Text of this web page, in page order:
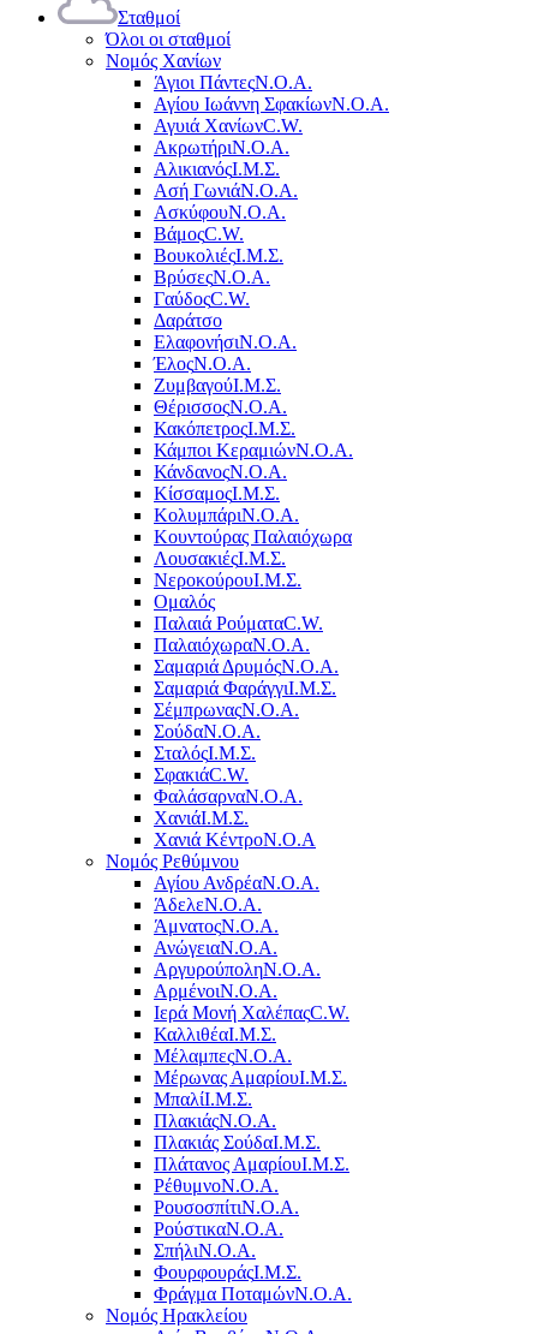
Σταθμοί
Όλοι οι σταθμοί
Νομός Χανίων
Άγιοι ΠάντεςΝ.Ο.Α.
Αγίου Ιωάννη ΣφακίωνΝ.Ο.Α.
Αγυιά ΧανίωνC.W.
ΑκρωτήριΝ.Ο.Α.
ΑλικιανόςΙ.Μ.Σ.
Ασή ΓωνιάΝ.Ο.Α.
ΑσκύφουΝ.Ο.Α.
ΒάμοςC.W.
ΒουκολιέςΙ.Μ.Σ.
ΒρύσεςΝ.Ο.Α.
ΓαύδοςC.W.
Δαράτσο
ΕλαφονήσιΝ.Ο.Α.
ΈλοςΝ.Ο.Α.
ΖυμβαγούΙ.Μ.Σ.
ΘέρισσοςΝ.Ο.Α.
ΚακόπετροςΙ.Μ.Σ.
Κάμποι ΚεραμιώνΝ.Ο.Α.
ΚάνδανοςΝ.Ο.Α.
ΚίσσαμοςΙ.Μ.Σ.
ΚολυμπάριΝ.Ο.Α.
Κουντούρας Παλαιόχωρα
ΛουσακιέςΙ.Μ.Σ.
ΝεροκούρουΙ.Μ.Σ.
Ομαλός
Παλαιά ΡούματαC.W.
ΠαλαιόχωραΝ.Ο.Α.
Σαμαριά ΔρυμόςΝ.Ο.Α.
Σαμαριά ΦαράγγιΙ.Μ.Σ.
ΣέμπρωναςΝ.Ο.Α.
ΣούδαΝ.Ο.Α.
ΣταλόςΙ.Μ.Σ.
ΣφακιάC.W.
ΦαλάσαρναΝ.Ο.Α.
ΧανιάΙ.Μ.Σ.
Χανιά ΚέντροN.O.A
Νομός Ρεθύμνου
Αγίου ΑνδρέαΝ.Ο.Α.
ΆδελεΝ.Ο.Α.
ΆμνατοςΝ.Ο.Α.
ΑνώγειαΝ.Ο.Α.
ΑργυρούποληΝ.Ο.Α.
ΑρμένοιΝ.Ο.Α.
Ιερά Μονή ΧαλέπαςC.W.
ΚαλλιθέαΙ.Μ.Σ.
ΜέλαμπεςΝ.Ο.Α.
Μέρωνας ΑμαρίουΙ.Μ.Σ.
ΜπαλίΙ.Μ.Σ.
ΠλακιάςΝ.Ο.Α.
Πλακιάς ΣούδαΙ.Μ.Σ.
Πλάτανος ΑμαρίουΙ.Μ.Σ.
ΡέθυμνοΝ.Ο.Α.
ΡουσοσπίτιΝ.Ο.Α.
ΡούστικαΝ.Ο.Α.
ΣπήλιΝ.Ο.Α.
ΦουρφουράςΙ.Μ.Σ.
Φράγμα ΠοταμώνΝ.Ο.Α.
Νομός Ηρακλείου